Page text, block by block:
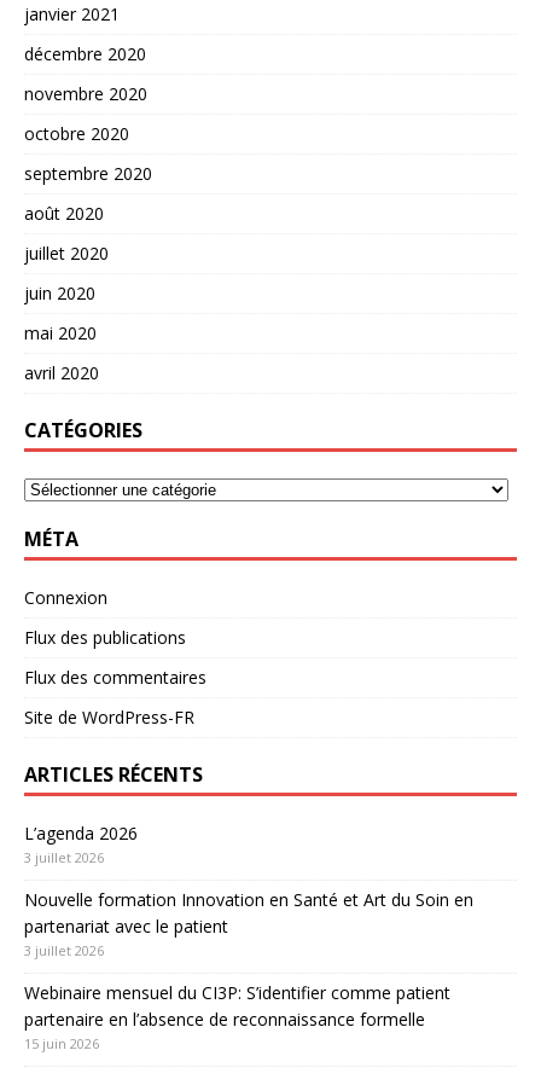
janvier 2021
décembre 2020
novembre 2020
octobre 2020
septembre 2020
août 2020
juillet 2020
juin 2020
mai 2020
avril 2020
CATÉGORIES
MÉTA
Connexion
Flux des publications
Flux des commentaires
Site de WordPress-FR
ARTICLES RÉCENTS
L’agenda 2026
3 juillet 2026
Nouvelle formation Innovation en Santé et Art du Soin en
partenariat avec le patient
3 juillet 2026
Webinaire mensuel du CI3P: S’identifier comme patient
partenaire en l’absence de reconnaissance formelle
15 juin 2026